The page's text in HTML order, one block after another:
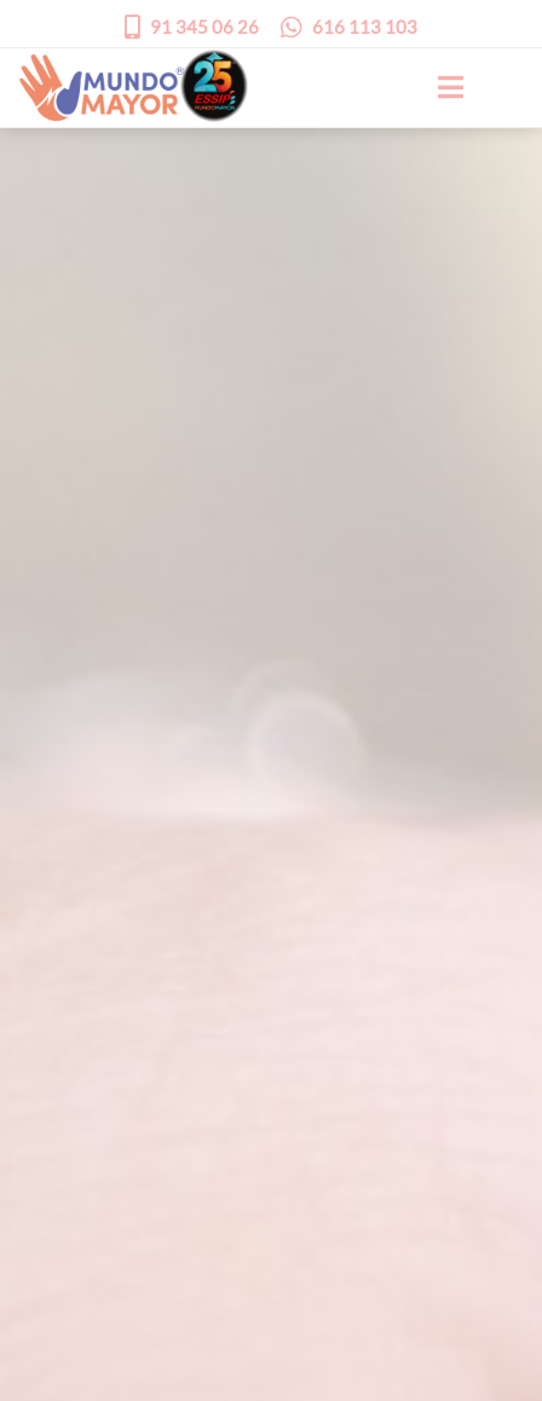
91 345 06 26 616 113 103